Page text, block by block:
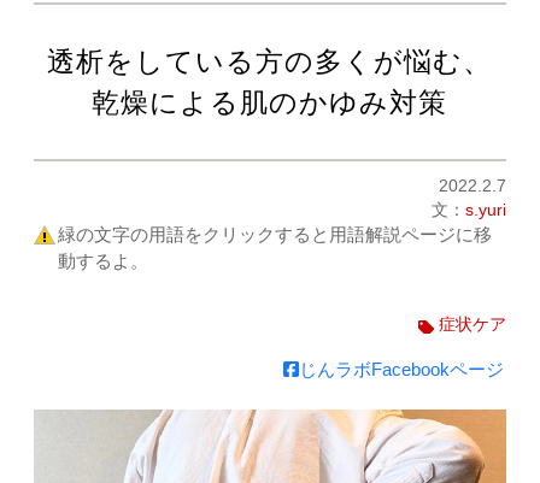
透析をしている方の多くが悩む、
乾燥による肌のかゆみ対策
2022.2.7
文： s.yuri
緑の文字の用語をクリックすると用語解説ページに移
動するよ。
症状ケア
じんラボFacebookページ